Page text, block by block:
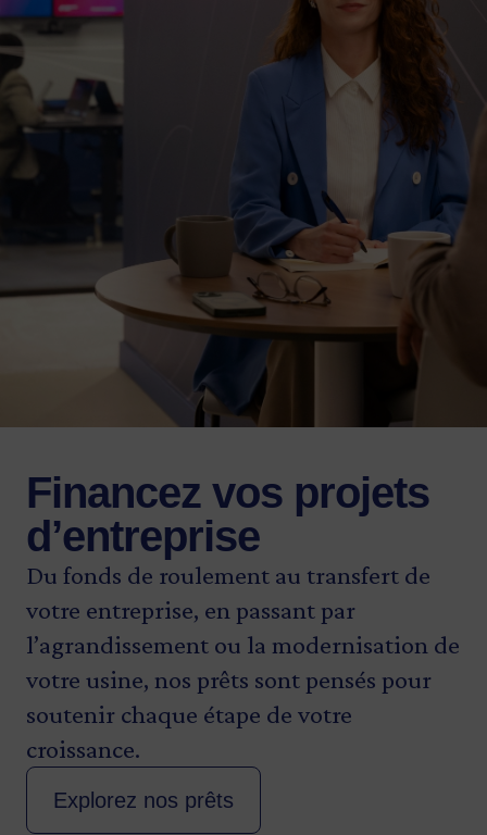
Financez vos projets
d’entreprise
Du fonds de roulement au transfert de
votre entreprise, en passant par
l’agrandissement ou la modernisation de
votre usine, nos prêts sont pensés pour
soutenir chaque étape de votre
croissance.
Explorez nos prêts